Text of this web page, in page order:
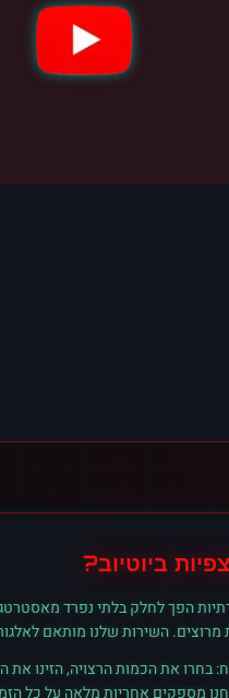
צפיות ביוטיוב?
הפך לחלק בלתי נפרד
מרוצים. השירות שלנו מותאם
בחרו את הכמות הרצויה, הזינו
מספקים אחריות מלאה על כל